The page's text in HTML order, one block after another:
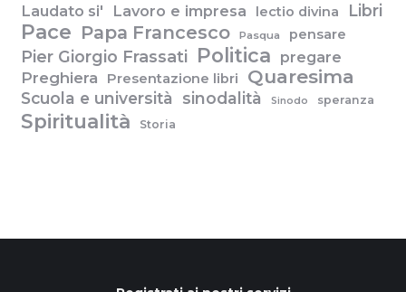
Laudato si' Lavoro e impresa lectio divina Libri
Pace Papa Francesco Pasqua pensare
Pier Giorgio Frassati Politica pregare
Preghiera
Presentazione libri Quaresima
Scuola e università sinodalità Sinodo speranza
Spiritualità Storia